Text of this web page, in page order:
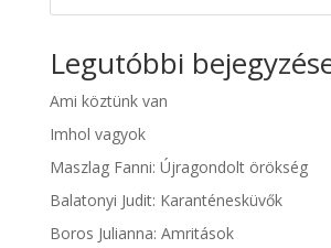
Legutóbbi
Ami köztünk van
Imhol vagyok
Maszlag Fanni: Újragondolt örökség
Balatonyi Judit: Karanténesküvők
Boros Julianna: Amritások